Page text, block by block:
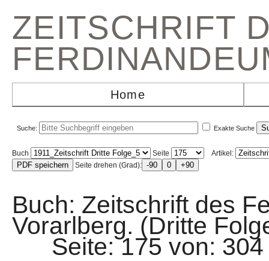
ZEITSCHRIFT
Home
Suche: Exakte Suche
Buch Seite
Artikel:
Seite drehen (Grad):
Buch: Zeitschrift des
Vorarlberg. (Dritte
Seite: 175 von: